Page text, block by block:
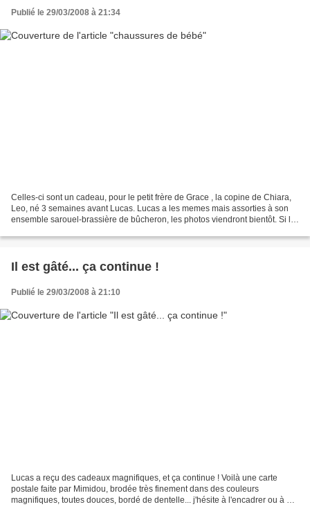
Publié le 29/03/2008 à 21:34
Celles-ci sont un cadeau, pour le petit frère de Grace , la copine de Chiara,
Leo, né 3 semaines avant Lucas. Lucas a les memes mais assorties à son
ensemble sarouel-brassière de bûcheron, les photos viendront bientôt. Si le
Il est gâté... ça continue !
Publié le 29/03/2008 à 21:10
Lucas a reçu des cadeaux magnifiques, et ça continue ! Voilà une carte
postale faite par Mimidou, brodée très finement dans des couleurs
magnifiques, toutes douces, bordé de dentelle... j'hésite à l'encadrer ou à en